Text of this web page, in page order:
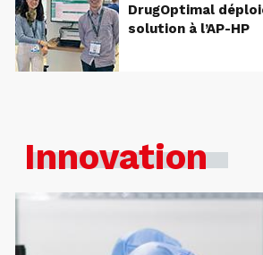
DrugOptimal
solution à l’AP-HP
Innovation